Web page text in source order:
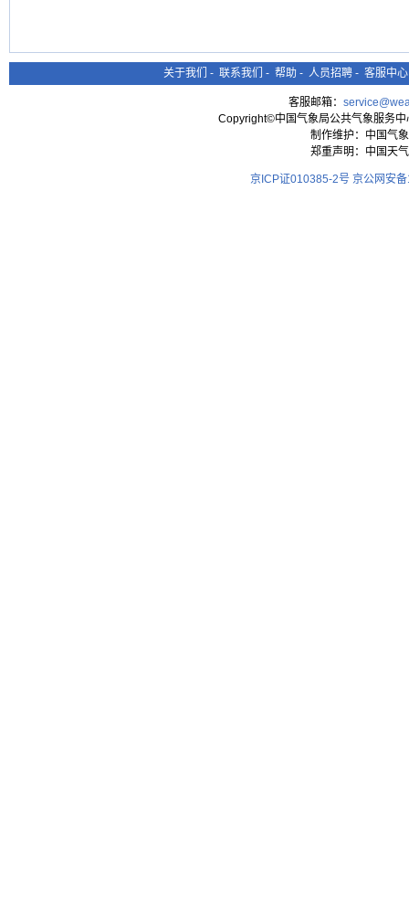
关于我们 - 联系我们 - 帮助 - 人员招聘 - 客服中心
客服邮箱：
Copyright©中国气象局公共气象服务
制作维护：中国气
郑重声明：中国天
京ICP证010385-2号 京公网安